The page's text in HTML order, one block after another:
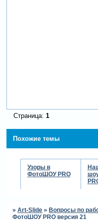
Страница: 1
Похожие темы
Узоры в
ФотоШОУ PRO
»Art-Slide » Вопросы по
ФотоШОУ PRO версия 21